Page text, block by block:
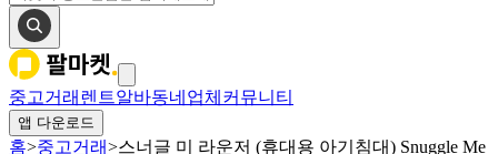
중고거래 렌트알바동네업체 커뮤니티
앱 다운로드
홈>중고거래>스너글 미 라운저 (휴대용 아기침대) Snuggle Me